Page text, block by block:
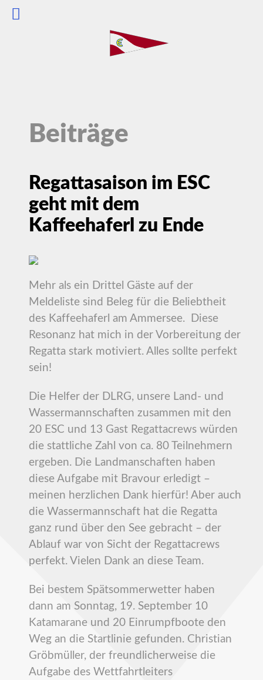
Beiträge
Regattasaison im ESC
geht mit dem
Kaffeehaferl zu Ende
Mehr als ein Drittel Gäste auf der
Meldeliste sind Beleg für die Beliebtheit
des Kaffeehaferl am Ammersee. Diese
Resonanz hat mich in der Vorbereitung der
Regatta stark motiviert. Alles sollte perfekt
sein!
Die Helfer der DLRG, unsere Land- und
Wassermannschaften zusammen mit den
20 ESC und 13 Gast Regattacrews würden
die stattliche Zahl von ca. 80 Teilnehmern
ergeben. Die Landmanschaften haben
diese Aufgabe mit Bravour erledigt –
meinen herzlichen Dank hierfür! Aber auch
die Wassermannschaft hat die Regatta
ganz rund über den See gebracht – der
Ablauf war von Sicht der Regattacrews
perfekt. Vielen Dank an diese Team.
Bei bestem Spätsommerwetter haben
dann am Sonntag, 19. September 10
Katamarane und 20 Einrumpfboote den
Weg an die Startlinie gefunden. Christian
Gröbmüller, der freundlicherweise die
Aufgabe des Wettfahrtleiters